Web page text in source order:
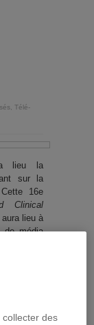
Télé-
lieu la
sur la
16e
Clinical
aura lieu à
de média
des
afin
collecter des